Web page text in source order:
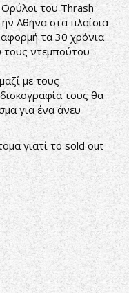
του Thrash
Αθήνα στα πλαίσια
αφορμή τα 30 χρόνια
τους ντεμπούτου
με τους
τους θα
για ένα άνευ
γιατί το sold out